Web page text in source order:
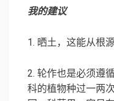
我的建议
1. 晒土，这能从根
2. 轮作也是必须遵
科的植物种过一两